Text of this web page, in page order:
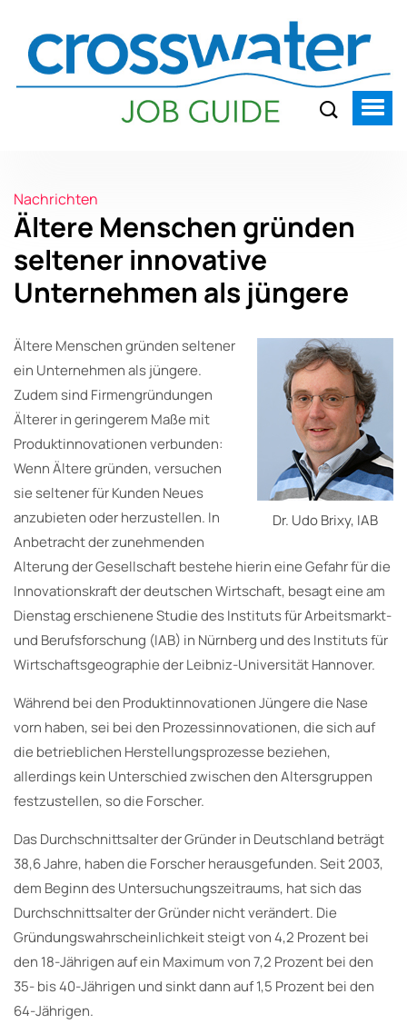
Nachrichten
Ältere Menschen gründen
seltener innovative
Unternehmen als jüngere
Dr. Udo Brixy, IAB
Ältere Menschen gründen seltener
ein Unternehmen als jüngere.
Zudem sind Firmengründungen
Älterer in geringerem Maße mit
Produktinnovationen verbunden:
Wenn Ältere gründen, versuchen
sie seltener für Kunden Neues
anzubieten oder herzustellen. In
Anbetracht der zunehmenden
Alterung der Gesellschaft bestehe hierin eine Gefahr für die
Innovationskraft der deutschen Wirtschaft, besagt eine am
Dienstag erschienene Studie des Instituts für Arbeitsmarkt-
und Berufsforschung (IAB) in Nürnberg und des Instituts für
Wirtschaftsgeographie der Leibniz-Universität Hannover.
Während bei den Produktinnovationen Jüngere die Nase
vorn haben, sei bei den Prozessinnovationen, die sich auf
die betrieblichen Herstellungsprozesse beziehen,
allerdings kein Unterschied zwischen den Altersgruppen
festzustellen, so die Forscher.
Das Durchschnittsalter der Gründer in Deutschland beträgt
38,6 Jahre, haben die Forscher herausgefunden. Seit 2003,
dem Beginn des Untersuchungszeitraums, hat sich das
Durchschnittsalter der Gründer nicht verändert. Die
Gründungswahrscheinlichkeit steigt von 4,2 Prozent bei
den 18-Jährigen auf ein Maximum von 7,2 Prozent bei den
35- bis 40-Jährigen und sinkt dann auf 1,5 Prozent bei den
64-Jährigen.